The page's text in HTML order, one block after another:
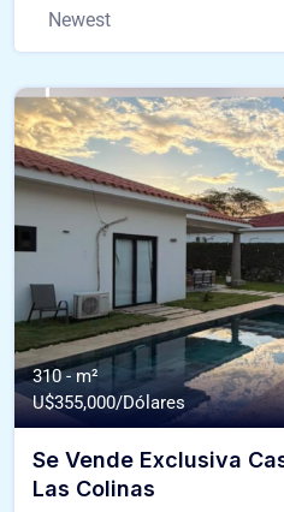
Newest
310 - m²
U$355,000/Dólares
Se Vende Exclusiva
Las Colinas